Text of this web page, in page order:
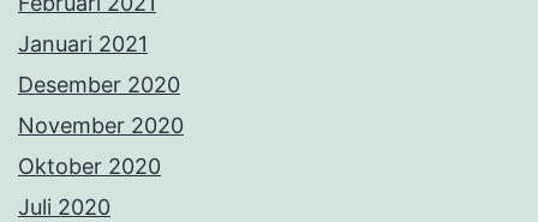
Januari 2021
Desember 2020
November 2020
Oktober 2020
Juli 2020